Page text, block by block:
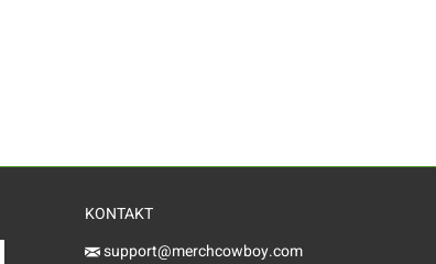
KONTAKT
support@merchcowboy.com